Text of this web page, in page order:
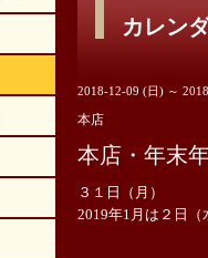
カレン
2018-12-09 (日) ～
本店
本店・年末
３１日（月）
2019年1月は２日